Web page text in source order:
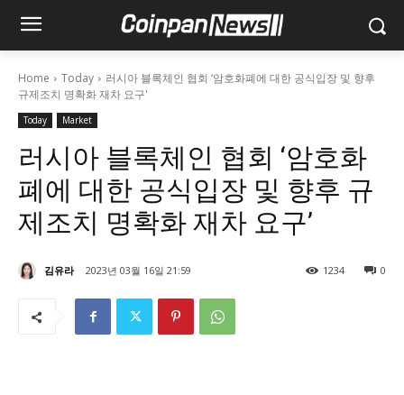
Home Today
러시아 블록체인 협회 ‘암호화폐에 대한 공식입장 및 향후
규제조치 명확화 재차 요구'
Today Market
러시아 블록체인 협회 ‘암호화
폐에 대한 공식입장 및 향후 규
제조치 명확화 재차 요구’
김유라 2023년 03월 16일 21:59 0
1234